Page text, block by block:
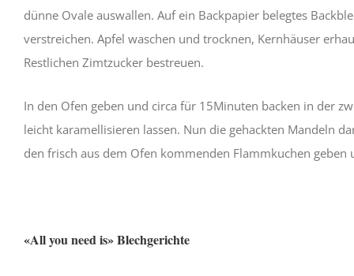
dünne Ovale auswallen. Auf ein Backpapier belegtes
verstreichen. Apfel waschen und trocknen, Kernhäuser
Restlichen Zimtzucker bestreuen.
In den Ofen geben und circa für 15Minuten backen in der
leicht karamellisieren lassen. Nun die gehackten Mandeln
den frisch aus dem Ofen kommenden Flammkuchen geben
«All you need is» Blechgerichte